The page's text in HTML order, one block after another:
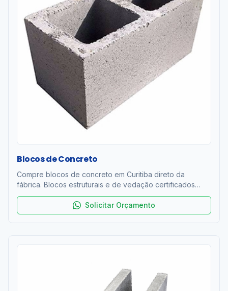
Blocos de Concreto
Compre blocos de concreto em Curitiba direto da
fábrica. Blocos estruturais e de vedação certificados
ABNT NBR 6136. Resistência 4 a 12 MPa. Entrega rápida
na RMC. Orçamento grátis!Solicitar Orçamento